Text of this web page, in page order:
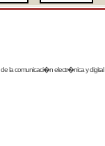
de la comunicaci�n electr�nica y